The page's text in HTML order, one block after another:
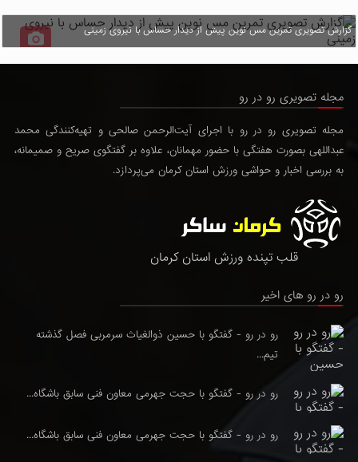
گزارش تصویری تمرین مس نوین پیش از دیدار حساس با نیروی زمینی
مجله تصویری رو در رو
مجله تصویری رو در رو با اجرای آیت‌الرحمن صالحی و تهیه‌کنندگی محمد
عبداللهی بصورت هفتگی با حضور مهمانان، علاوه بر گفتگوی صریح و صمیمانه،
به بررسی اخبار و حواشی ورزش استان کرمان می‌پردازد.
قلب تپنده ورزش استان کرمان
رو در رو های اخیر
رو در رو - گفتگو با حسین ذوالغیاث سرمربی فصل گذشته
تیم...
رو در رو - گفتگو با حجت جهرمی معاون فنی سابق باشگاه...
رو در رو - گفتگو با حجت جهرمی معاون فنی سابق باشگاه...